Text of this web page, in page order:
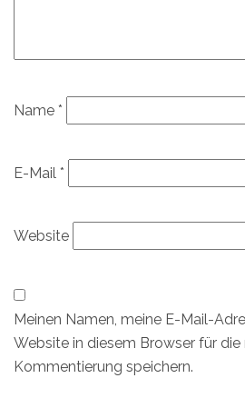
Name *
E-Mail *
Website
Meinen Namen, meine E-Mail-
Website in diesem Browser für die
Kommentierung speichern.